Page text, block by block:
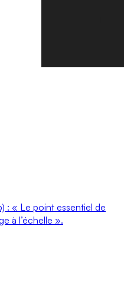
: « Le point essentiel de
à l’échelle ».